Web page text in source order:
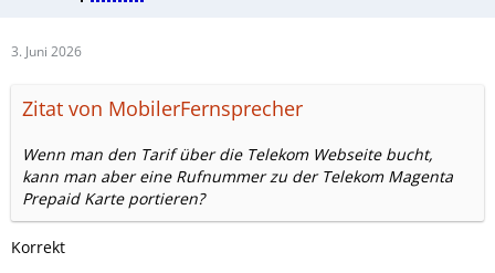
3. Juni 2026
Zitat von MobilerFernsprecher
Wenn man den Tarif über die Telekom Webseite bucht,
kann man aber eine Rufnummer zu der Telekom Magenta
Prepaid Karte portieren?
Korrekt